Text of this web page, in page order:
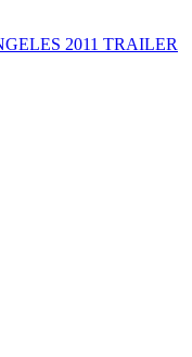
2011 TRAILER